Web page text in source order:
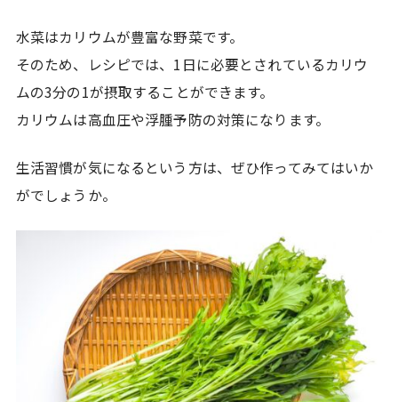
水菜はカリウムが豊富な野菜です。
そのため、レシピでは、1日に必要とされているカリウ
ムの3分の1が摂取することができます。
カリウムは高血圧や浮腫予防の対策になります。
生活習慣が気になるという方は、ぜひ作ってみてはいか
がでしょうか。